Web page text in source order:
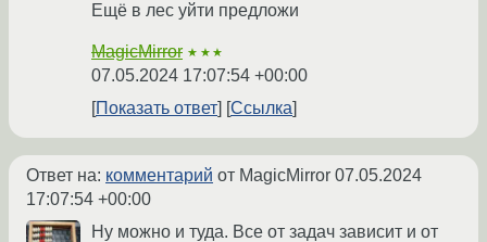
Ещё в лес уйти предложи
MagicMirror ★★★
07.05.2024 17:07:54 +00:00
Показать ответ
Ссылка
Ответ на: комментарий от MagicMirror 07.05.2024
17:07:54 +00:00
Ну можно и туда. Все от задач зависит и от